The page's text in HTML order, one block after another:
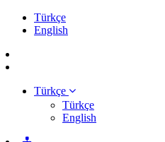
Türkçe
English
Türkçe
Türkçe
English